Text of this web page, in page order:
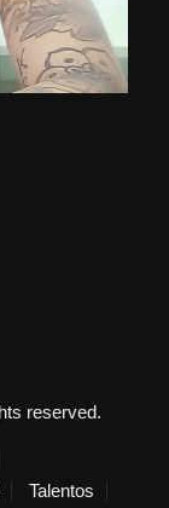
reserved.
Talentos